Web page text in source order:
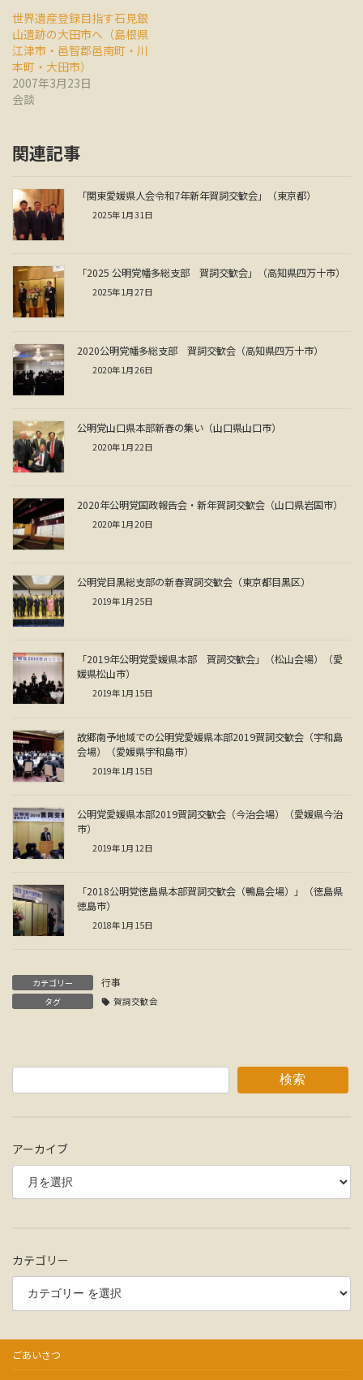
世界遺産登録目指す石見銀
山遺跡の大田市へ（島根県
江津市・邑智郡邑南町・川
本町・大田市）
2007年3月23日
会談
関連記事
「関東愛媛県人会令和7年新年賀詞交歓会」（東京都）
2025年1月31日
「2025 公明党幡多総支部 賀詞交歓会」（高知県四万十市）
2025年1月27日
2020公明党幡多総支部 賀詞交歓会（高知県四万十市）
2020年1月26日
公明党山口県本部新春の集い（山口県山口市）
2020年1月22日
2020年公明党国政報告会・新年賀詞交歓会（山口県岩国市）
2020年1月20日
公明党目黒総支部の新春賀詞交歓会（東京都目黒区）
2019年1月25日
「2019年公明党愛媛県本部 賀詞交歓会」（松山会場）（愛
媛県松山市）
2019年1月15日
故郷南予地域での公明党愛媛県本部2019賀詞交歓会（宇和島
会場）（愛媛県宇和島市）
2019年1月15日
公明党愛媛県本部2019賀詞交歓会（今治会場）（愛媛県今治
市）
2019年1月12日
「2018公明党徳島県本部賀詞交歓会（鴨島会場）」（徳島県
徳島市）
2018年1月15日
カテゴリー 行事
タグ 賀詞交歓会
検索
アーカイブ
カテゴリー
ごあいさつ